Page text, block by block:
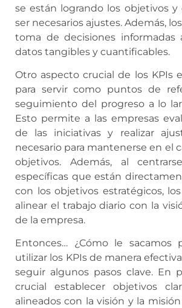
se están logrando los objetivos
ser necesarios ajustes. Además,
toma de decisiones informadas
datos tangibles y cuantificables.
Otro aspecto crucial de los KPIs
para servir como puntos de
seguimiento del progreso a lo
Esto permite a las empresas
de las iniciativas y realizar
necesario para mantenerse en el
objetivos. Además, al
específicas que están
con los objetivos estratégicos,
alinear el trabajo diario con la
de la empresa.
Entonces… ¿Cómo le sacamos
utilizar los KPIs de manera
seguir algunos pasos clave. En
crucial establecer objetivos
alineados con la visión y la